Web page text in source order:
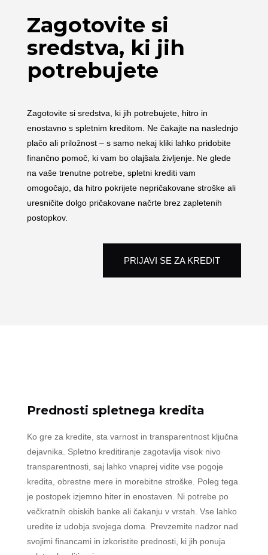
Zagotovite si
sredstva, ki jih
potrebujete
Zagotovite si sredstva, ki jih potrebujete, hitro in
enostavno s spletnim kreditom. Ne čakajte na naslednjo
plačo ali priložnost – s samo nekaj kliki lahko pridobite
finančno pomoč, ki vam bo olajšala življenje. Ne glede
na vaše trenutne potrebe, spletni krediti vam
omogočajo, da hitro pokrijete nepričakovane stroške ali
uresničite dolgo pričakovane načrte brez zapletenih
postopkov.
PRIJAVI SE ZA KREDIT
Prednosti spletnega kredita
Ko gre za kredite, sta varnost in transparentnost ključna
dejavnika. Spletno kreditiranje zagotavlja visok nivo
transparentnosti, saj lahko vnaprej vidite vse pogoje
kredita, obrestne mere in morebitne stroške. Poleg tega
je postopek izjemno hiter in enostaven. Ni potrebe po
večkratnih obiskih banke ali čakanju v vrstah. Vse lahko
uredite iz udobja svojega doma. Prevzemite nadzor nad
svojimi financami in izkoristite prednosti, ki jih ponuja